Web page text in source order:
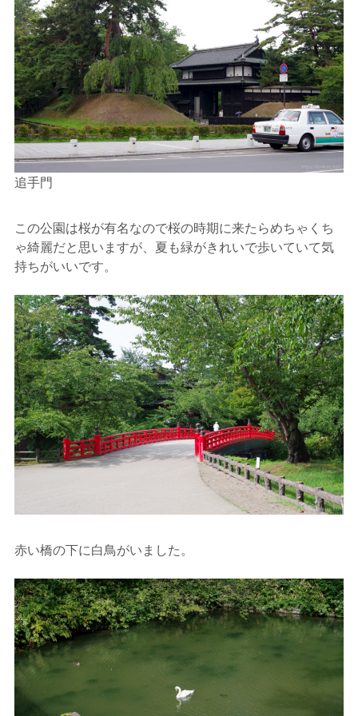
追手門
この公園は桜が有名なので桜の時期に来たらめちゃくち
ゃ綺麗だと思いますが、夏も緑がきれいで歩いていて気
持ちがいいです。
赤い橋の下に白鳥がいました。